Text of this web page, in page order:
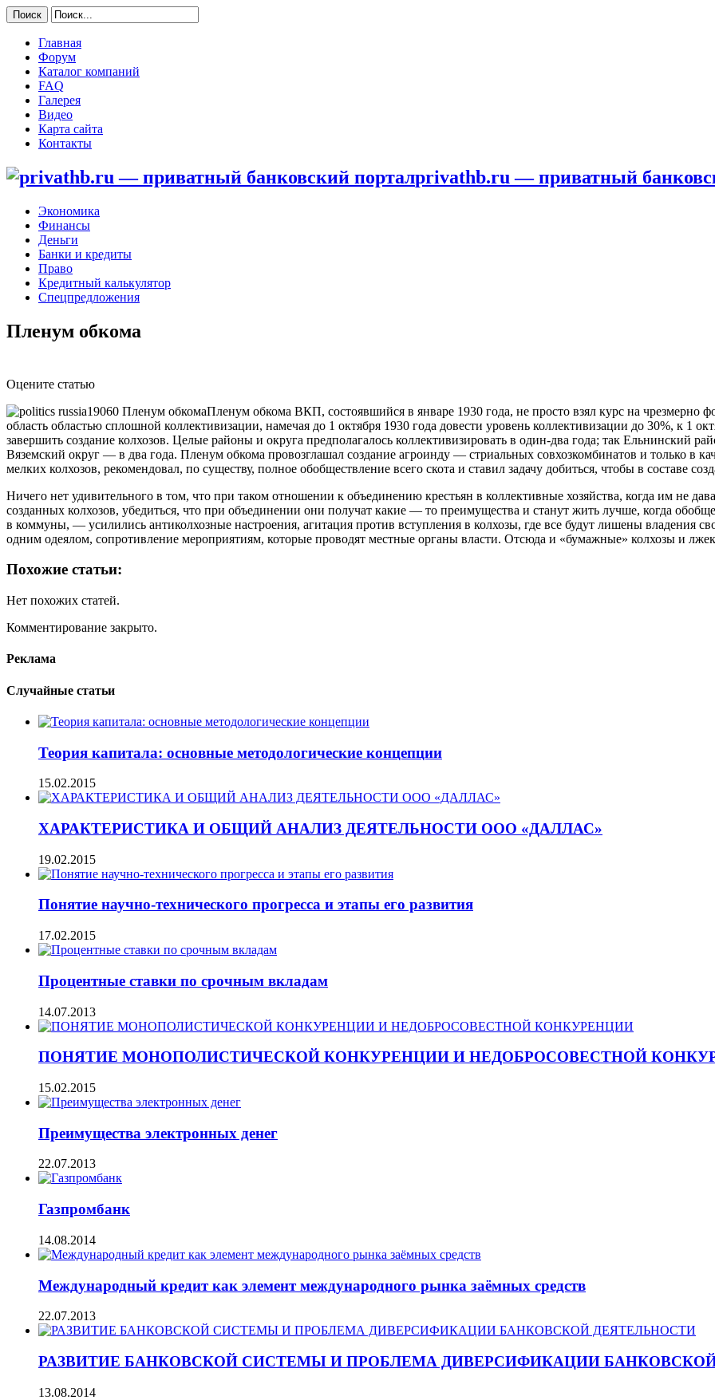
Главная
Форум
Каталог компаний
FAQ
Галерея
Видео
Карта сайта
Контакты
privathb.ru — приватный
Экономика
Финансы
Деньги
Банки и кредиты
Право
Кредитный калькулятор
Спецпредложения
Пленум обкома
Оцените статью
Пленум обкома ВКП, состоявшийся в январе 1930 года, не просто взял курс на чрезмерно
область областью сплошной коллективизации, намечая до 1 октября 1930 года довести уровень коллективизации до 30%, к 1
завершить создание колхозов. Целые районы и округа предполагалось коллективизировать в один-два года; так Ельнинский
Вяземский округ — в два года. Пленум обкома провозглашал создание агроинду — стриальных совхозкомбинатов и только в
мелких колхозов, рекомендовал, по существу, полное обобществление всего скота и ставил задачу добиться, чтобы в составе
Ничего нет удивительного в том, что при таком отношении к объединению крестьян в коллективные хозяйства, когда им не
созданных колхозов, убедиться, что при объединении они получат какие — то преимущества и станут жить лучше, когда
в коммуны, — усилились антиколхозные настроения, агитация против вступления в колхозы, где все будут лишены владения
одним одеялом, сопротивление мероприятиям, которые проводят местные органы власти. Отсюда и «бумажные» колхозы и
Похожие статьи:
Нет похожих статей.
Комментирование закрыто.
Реклама
Случайные статьи
Теория капитала: основные методологические концепции
15.02.2015
ХАРАКТЕРИСТИКА И ОБЩИЙ АНАЛИЗ ДЕЯТЕЛЬНОСТИ ООО «ДАЛЛАС»
19.02.2015
Понятие научно-технического прогресса и этапы его развития
17.02.2015
Процентные ставки по срочным вкладам
14.07.2013
ПОНЯТИЕ МОНОПОЛИСТИЧЕСКОЙ КОНКУРЕНЦИИ И НЕДОБРОСОВЕСТНОЙ
15.02.2015
Преимущества электронных денег
22.07.2013
Газпромбанк
14.08.2014
Международный кредит как элемент международного рынка заёмных средств
22.07.2013
РАЗВИТИЕ БАНКОВСКОЙ СИСТЕМЫ И ПРОБЛЕМА ДИВЕРСИФИКАЦИИ
13.08.2014